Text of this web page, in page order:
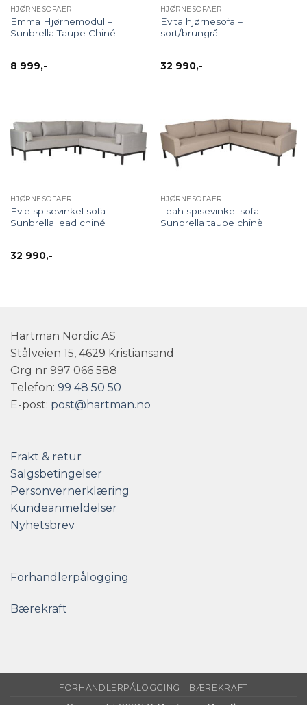
HJØRNESOFAER
Emma Hjørnemodul –
Sunbrella Taupe Chiné
8 999,-
HJØRNESOFAER
Evita hjørnesofa –
sort/brungrå
32 990,-
HJØRNESOFAER
Evie spisevinkel sofa –
Sunbrella lead chiné
32 990,-
HJØRNESOFAER
Leah spisevinkel sofa –
Sunbrella taupe chinè
Hartman Nordic AS
Stålveien 15, 4629 Kristiansand
Org nr 997 066 588
Telefon: 99 48 50 50
E-post: post@hartman.no
Frakt & retur
Salgsbetingelser
Personvernerklæring
Kundeanmeldelser
Nyhetsbrev
Forhandlerpålogging
Bærekraft
FORHANDLERPÅLOGGING BÆREKRAFT